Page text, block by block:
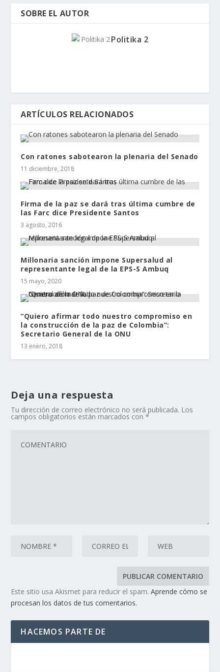
SOBRE EL AUTOR
Politika 2
ARTÍCULOS RELACIONADOS
Con ratones sabotearon la plenaria del Senado
11 diciembre, 2018
Firma de la paz se dará tras última cumbre de
las Farc dice Presidente Santos
3 agosto, 2016
Millonaria sanción impone Supersalud al
representante legal de la EPS-S Ambuq
15 mayo, 2020
“Quiero afirmar todo nuestro compromiso en
la construcción de la paz de Colombia”:
Secretario General de la ONU
13 enero, 2018
Deja una respuesta
Tu dirección de correo electrónico no será publicada. Los
campos obligatorios están marcados con*
Este sitio usa Akismet para reducir el spam.Aprende cómo se
procesan los datos de tus comentarios.
HACEMOS PARTE DE